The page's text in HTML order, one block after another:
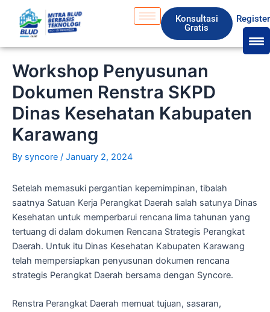
content
Konsultasi
Gratis
Register
Workshop Penyusunan
Dokumen Renstra SKPD
Dinas Kesehatan Kabupaten
Karawang
By syncore / January 2, 2024
Setelah memasuki pergantian kepemimpinan, tibalah
saatnya Satuan Kerja Perangkat Daerah salah satunya Dinas
Kesehatan untuk memperbarui rencana lima tahunan yang
tertuang di dalam dokumen Rencana Strategis Perangkat
Daerah. Untuk itu Dinas Kesehatan Kabupaten Karawang
telah mempersiapkan penyusunan dokumen rencana
strategis Perangkat Daerah bersama dengan Syncore.
Renstra Perangkat Daerah memuat tujuan, sasaran,
c
h